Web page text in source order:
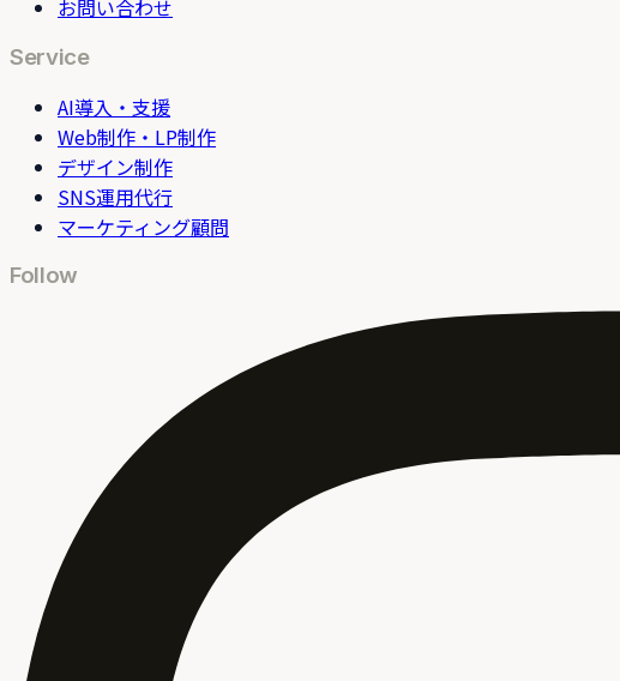
お問い合わせ
Service
AI導入・支援
Web制作・LP制作
デザイン制作
SNS運用代行
マーケティング顧問
Follow